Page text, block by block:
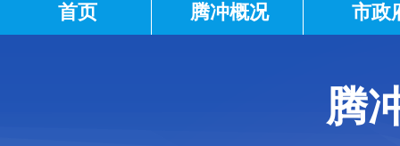
首页 腾冲概况 市政
腾